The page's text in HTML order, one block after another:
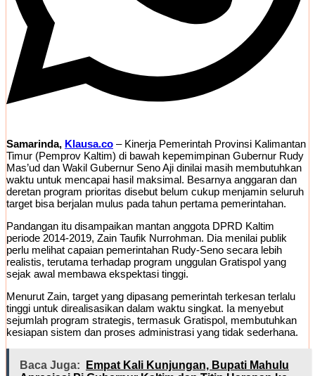
Samarinda, Klausa.co – Kinerja Pemerintah Provinsi Kalimantan
Timur (Pemprov Kaltim) di bawah kepemimpinan Gubernur Rudy
Mas’ud dan Wakil Gubernur Seno Aji dinilai masih membutuhkan
waktu untuk mencapai hasil maksimal. Besarnya anggaran dan
deretan program prioritas disebut belum cukup menjamin seluruh
target bisa berjalan mulus pada tahun pertama pemerintahan.
Pandangan itu disampaikan mantan anggota DPRD Kaltim
periode 2014-2019, Zain Taufik Nurrohman. Dia menilai publik
perlu melihat capaian pemerintahan Rudy-Seno secara lebih
realistis, terutama terhadap program unggulan Gratispol yang
sejak awal membawa ekspektasi tinggi.
Menurut Zain, target yang dipasang pemerintah terkesan terlalu
tinggi untuk direalisasikan dalam waktu singkat. Ia menyebut
sejumlah program strategis, termasuk Gratispol, membutuhkan
kesiapan sistem dan proses administrasi yang tidak sederhana.
Baca Juga:
Empat Kali Kunjungan, Bupati Mahulu